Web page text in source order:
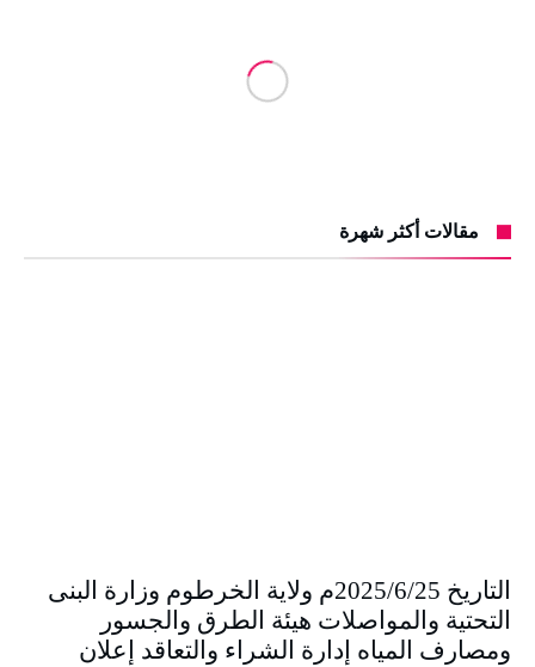
مقالات أكثر شهرة
التاريخ 2025/6/25م ولاية الخرطوم وزارة البنى
التحتية والمواصلات هيئة الطرق والجسور
ومصارف المياه إدارة الشراء والتعاقد إعلان